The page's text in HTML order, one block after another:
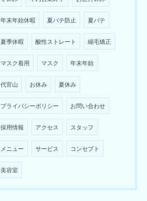
年末年始休暇 夏バテ防止 夏バテ
夏季休暇 酸性ストレート 縮毛矯正
マスク着用 マスク 年末年始
代官山 お休み 夏休み
プライバシーポリシー お問い合わせ
採用情報 アクセス スタッフ
メニュー サービス コンセプト
美容室